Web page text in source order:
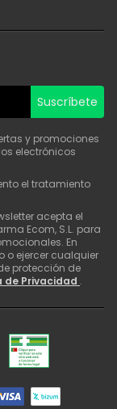
Suscríbete
y promociones
electrónicos
el tratamiento
acepta el
Ecom, S.L. para
En
o ejercer cualquier
protección de
de Privacidad .